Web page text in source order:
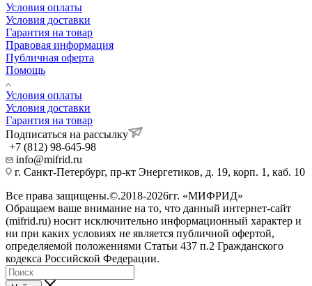
Условия оплаты
Условия доставки
Гарантия на товар
Правовая информация
Публичная оферта
Помощь
Условия оплаты
Условия доставки
Гарантия на товар
Подписаться на рассылку
+7 (812) 98-645-98
info@mifrid.ru
г. Санкт-Петербург, пр-кт Энергетиков, д. 19, корп. 1, каб. 10
Все права защищены.©.2018-2026гг. «МИФРИД»
Обращаем ваше внимание на то, что данный интернет-сайт
(mifrid.ru) носит исключительно информационный характер и
ни при каких условиях не является публичной офертой,
определяемой положениями Статьи 437 п.2 Гражданского
кодекса Российской Федерации.